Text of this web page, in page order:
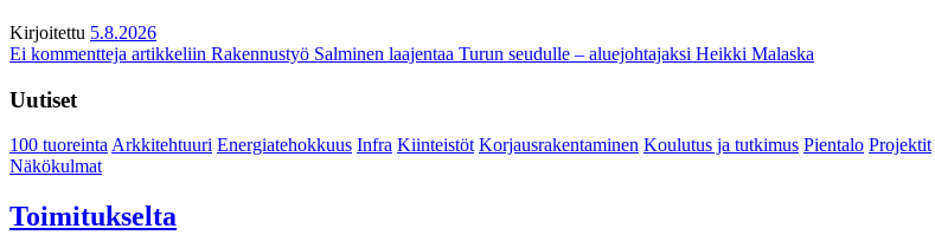
Kirjoitettu 5.8.2026
Ei kommentteja artikkeliin Rakennustyö Salminen laajentaa Turun seudulle – aluejohtajaksi Heikki Malaska
Uutiset
100 tuoreintaArkkitehtuuri Energiatehokkuus Infra Kiinteistöt Korjausrakentaminen Koulutus ja tutkimus Pientalo Projektit
Näkökulmat
Toimitukselta